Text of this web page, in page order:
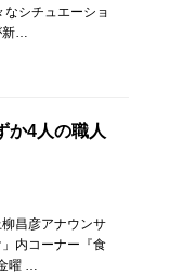
なシチュエーショ
新…
か4人の職人
昌彦アナウンサ
内コーナー『食
曜 …